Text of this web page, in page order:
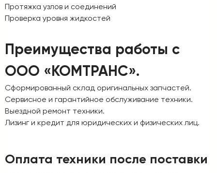
Протяжка узлов и соединений
Проверка уровня жидкостей
Преимущества работы с
ООО «КОМТРАНС».
Сформированный склад оригинальных запчастей.
Сервисное и гарантийное обслуживание техники.
Выездной ремонт техники.
Лизинг и кредит для юридических и физических лиц.
Оплата техники после поставки